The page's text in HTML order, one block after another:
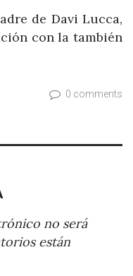
de Davi Lucca,
con la también
0 comments
no será
están